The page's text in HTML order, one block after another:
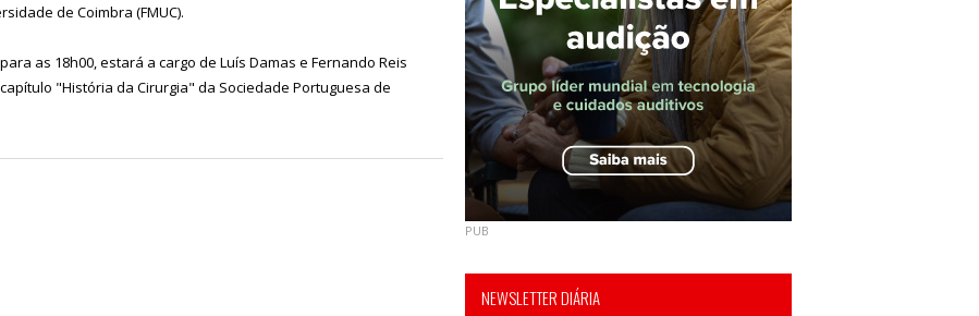
de Coimbra (FMUC).
as 18h00, estará a cargo de Luís Damas e Fernando Reis
"História da Cirurgia" da Sociedade Portuguesa de
PUB
NEWSLETTER DIÁRIA